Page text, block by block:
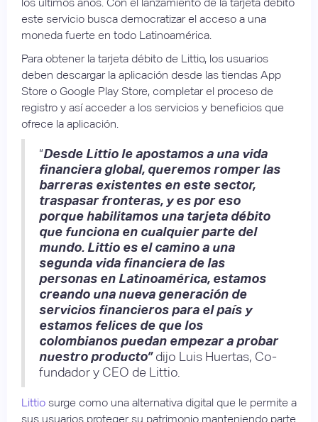
este servicio busca democratizar el acceso a una
moneda fuerte en todo Latinoamérica.
Para obtener la tarjeta débito de Littio, los usuarios
deben descargar la aplicación desde las tiendas App
Store o Google Play Store, completar el proceso de
registro y así acceder a los servicios y beneficios que
ofrece la aplicación.
“Desde Littio le apostamos a una vida
financiera global, queremos romper las
barreras existentes en este sector,
traspasar fronteras, y es por eso
porque habilitamos una tarjeta débito
que funciona en cualquier parte del
mundo. Littio es el camino a una
segunda vida financiera de las
personas en Latinoamérica, estamos
creando una nueva generación de
servicios financieros para el país y
estamos felices de que los
colombianos puedan empezar a probar
nuestro producto”dijo Luis Huertas, Co-
fundador y CEO de Littio.
Littio surge como una alternativa digital que le permite a
sus usuarios proteger su patrimonio manteniendo parte